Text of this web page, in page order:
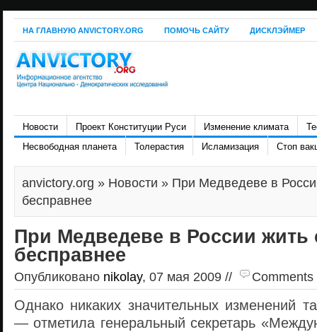
НА ГЛАВНУЮ ANVICTORY.ORG ПОМОЧЬ САЙТУ ДИСКЛЭЙМЕР
Новости Проект Конституции Руси Изменение климата
Несвободная планета
Толерастия Исламизация Стоп
anvictory.org » Новости » При Медведеве в
бесправнее
При Медведеве в России жить
бесправнее
Опубликовано nikolay, 07 мая 2009 //
Однако никаких значительных изменений
— отметила генеральный секретарь